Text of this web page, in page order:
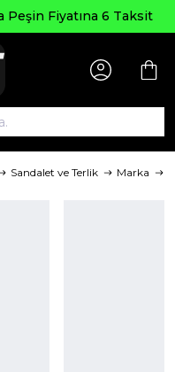
Peşin Fiyatına 6 Taksit
Sandalet ve Terlik Marka